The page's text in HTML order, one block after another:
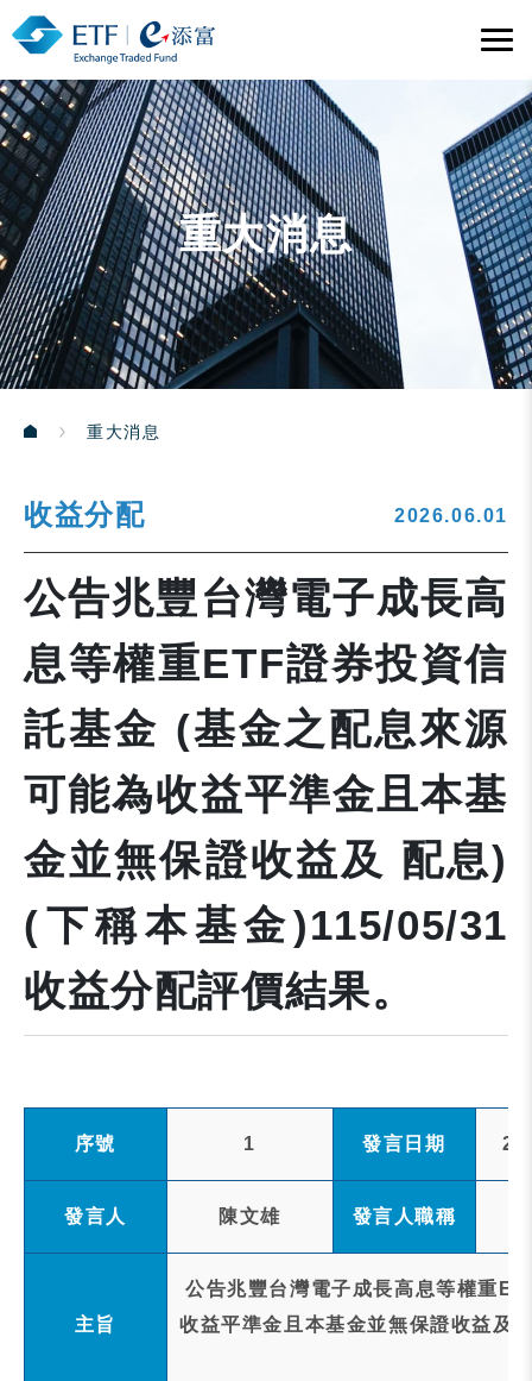
重大消息
重大消息
收益分配 2026.06.01
公告兆豐台灣電子成長高
息等權重ETF證券投資信
託基金 (基金之配息來源
可能為收益平準金且本基
金並無保證收益及 配息)
(下稱本基金)115/05/31
收益分配評價結果。
序號 1 發言日期
發言人 陳文雄 發言人職稱
主旨
公告兆豐台灣電子成長高息等權重
收益平準金且本基金並無保證收益及